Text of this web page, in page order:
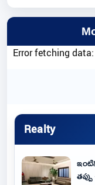
Error fetching
Realty